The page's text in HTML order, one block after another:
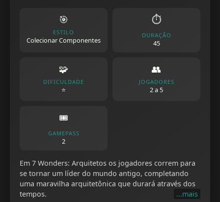
🎯
ESTILO
Colecionar Componentes
⏱️
DURAÇÃO
45
🧩
DIFICULDADE
⭐
👥
JOGADORES
2 a 5
🎟️
GAMEPASS
2
Em 7 Wonders: Arquitetos os jogadores correm para
se tornar um líder do mundo antigo, completando
uma maravilha arquitetônica que durará através dos
tempos.
...mais